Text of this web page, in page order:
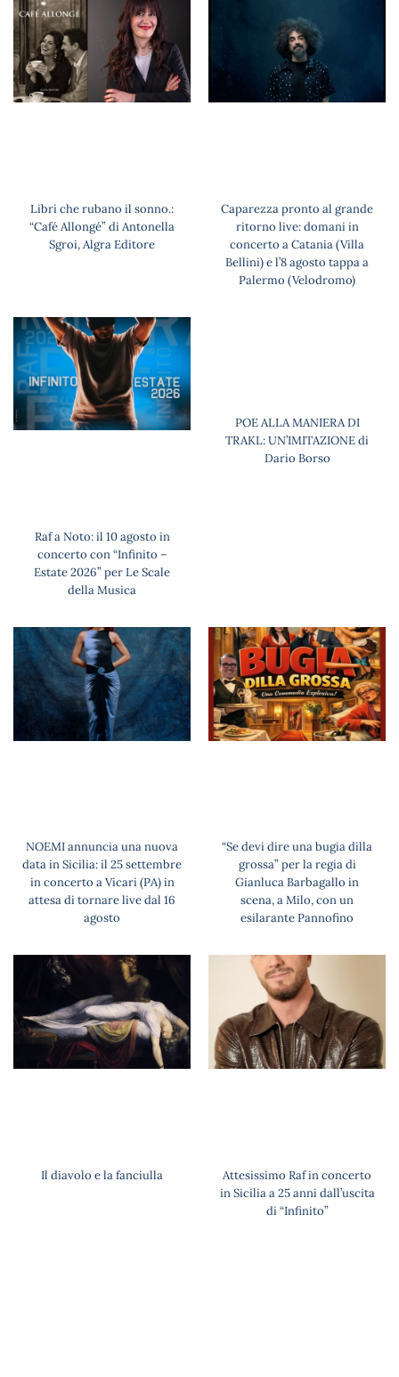
Libri che rubano il sonno.:
“Café Allongé” di Antonella
Sgroi, Algra Editore
Caparezza pronto al grande
ritorno live: domani in
concerto a Catania (Villa
Bellini) e l’8 agosto tappa a
Palermo (Velodromo)
Raf a Noto: il 10 agosto in
concerto con “Infinito –
Estate 2026” per Le Scale
della Musica
POE ALLA MANIERA DI
TRAKL: UN’IMITAZIONE di
Dario Borso
NOEMI annuncia una nuova
data in Sicilia: il 25 settembre
in concerto a Vicari (PA) in
attesa di tornare live dal 16
agosto
“Se devi dire una bugia dilla
grossa” per la regia di
Gianluca Barbagallo in
scena, a Milo, con un
esilarante Pannofino
Il diavolo e la fanciulla
Attesissimo Raf in concerto
in Sicilia a 25 anni dall’uscita
di “Infinito”